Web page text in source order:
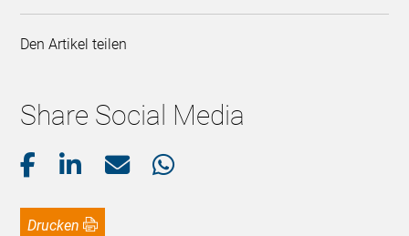
Den Artikel teilen
Share Social Media
Drucken